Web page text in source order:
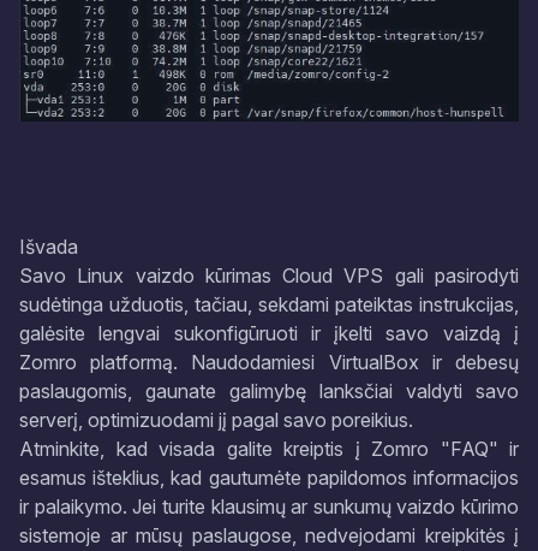
Išvada
Savo Linux vaizdo kūrimas Cloud VPS gali pasirodyti
sudėtinga užduotis, tačiau, sekdami pateiktas instrukcijas,
galėsite lengvai sukonfigūruoti ir įkelti savo vaizdą į
Zomro platformą. Naudodamiesi VirtualBox ir debesų
paslaugomis, gaunate galimybę lanksčiai valdyti savo
serverį, optimizuodami jį pagal savo poreikius.
Atminkite, kad visada galite kreiptis į Zomro "FAQ" ir
esamus išteklius, kad gautumėte papildomos informacijos
ir palaikymo. Jei turite klausimų ar sunkumų vaizdo kūrimo
sistemoje ar mūsų paslaugose, nedvejodami kreipkitės į